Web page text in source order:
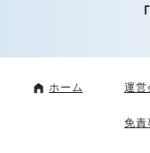
ホーム 運営
免責